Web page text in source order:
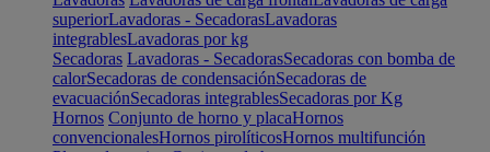
superiorLavadoras - SecadorasLavadoras
integrablesLavadoras por kg
Secadoras Lavadoras - SecadorasSecadoras con bomba de
calorSecadoras de condensaciónSecadoras de
evacuaciónSecadoras integrablesSecadoras por Kg
Hornos Conjunto de horno y placaHornos
convencionalesHornos pirolíticosHornos multifunción